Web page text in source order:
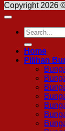
Copyright 2026
Search
for:
Home
Pilihan